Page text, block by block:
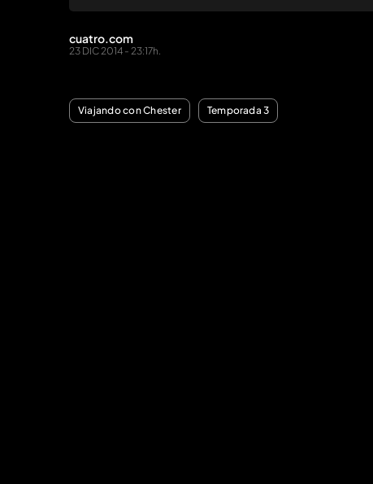
cuatro.com
23 DIC 2014 - 23:17h.
Viajando con Chester Temporada 3